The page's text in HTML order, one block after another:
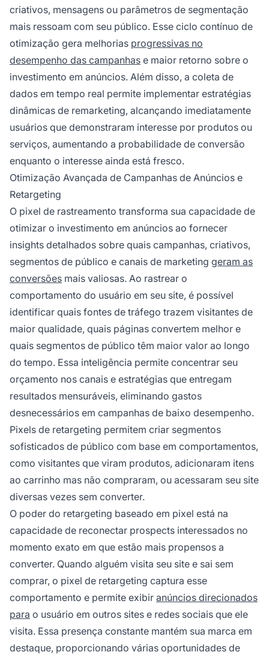
criativos, mensagens ou parâmetros de segmentação
mais ressoam com seu público. Esse ciclo contínuo de
otimização gera melhorias progressivas no
desempenho das campanhas e maior retorno sobre o
investimento em anúncios. Além disso, a coleta de
dados em tempo real permite implementar estratégias
dinâmicas de remarketing, alcançando imediatamente
usuários que demonstraram interesse por produtos ou
serviços, aumentando a probabilidade de conversão
enquanto o interesse ainda está fresco.
Otimização Avançada de Campanhas de Anúncios e
Retargeting
O pixel de rastreamento transforma sua capacidade de
otimizar o investimento em anúncios ao fornecer
insights detalhados sobre quais campanhas, criativos,
segmentos de público e canais de marketing geram as
conversões mais valiosas. Ao rastrear o
comportamento do usuário em seu site, é possível
identificar quais fontes de tráfego trazem visitantes de
maior qualidade, quais páginas convertem melhor e
quais segmentos de público têm maior valor ao longo
do tempo. Essa inteligência permite concentrar seu
orçamento nos canais e estratégias que entregam
resultados mensuráveis, eliminando gastos
desnecessários em campanhas de baixo desempenho.
Pixels de retargeting permitem criar segmentos
sofisticados de público com base em comportamentos,
como visitantes que viram produtos, adicionaram itens
ao carrinho mas não compraram, ou acessaram seu site
diversas vezes sem converter.
O poder do retargeting baseado em pixel está na
capacidade de reconectar prospects interessados no
momento exato em que estão mais propensos a
converter. Quando alguém visita seu site e sai sem
comprar, o pixel de retargeting captura esse
comportamento e permite exibir anúncios direcionados
para o usuário em outros sites e redes sociais que ele
visita. Essa presença constante mantém sua marca em
destaque, proporcionando várias oportunidades de